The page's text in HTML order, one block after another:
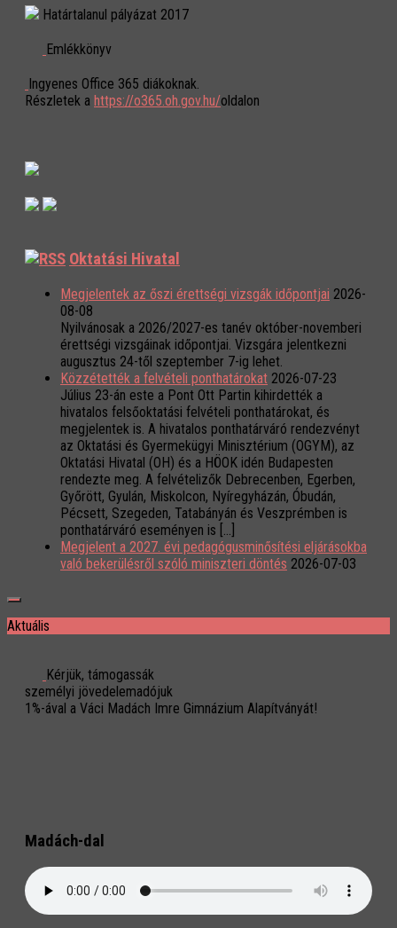
Határtalanul pályázat 2017
Emlékkönyv
Ingyenes Office 365 diákoknak.
Részletek a https://o365.oh.gov.hu/oldalon
Oktatási Hivatal
Megjelentek az őszi érettségi vizsgák időpontjai 2026-
08-08
Nyilvánosak a 2026/2027-es tanév október-novemberi
érettségi vizsgáinak időpontjai. Vizsgára jelentkezni
augusztus 24-től szeptember 7-ig lehet.
Közzétették a felvételi ponthatárokat 2026-07-23
Július 23-án este a Pont Ott Partin kihirdették a
hivatalos felsőoktatási felvételi ponthatárokat, és
megjelentek is. A hivatalos ponthatárváró rendezvényt
az Oktatási és Gyermekügyi Minisztérium (OGYM), az
Oktatási Hivatal (OH) és a HÖOK idén Budapesten
rendezte meg. A felvételizők Debrecenben, Egerben,
Győrött, Gyulán, Miskolcon, Nyíregyházán, Óbudán,
Pécsett, Szegeden, Tatabányán és Veszprémben is
ponthatárváró eseményen is […]
Megjelent a 2027. évi pedagógusminősítési eljárásokba
való bekerülésről szóló miniszteri döntés 2026-07-03
Aktuális
Kérjük, támogassák
személyi jövedelemadójuk
1%-ával a Váci Madách Imre Gimnázium Alapítványát!
Madách-dal